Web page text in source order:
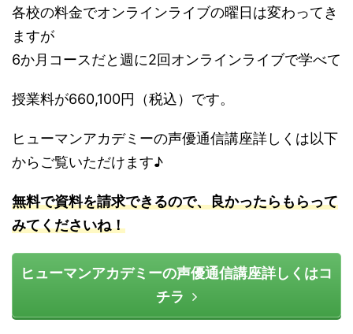
各校の料金でオンラインライブの曜日は変わってき
ますが
6か月コースだと週に2回オンラインライブで学べて
授業料が660,100円（税込）です。
ヒューマンアカデミーの声優通信講座詳しくは以下
からご覧いただけます♪
無料で資料を請求できるので、良かったらもらって
みてくださいね！
ヒューマンアカデミーの声優通信講座詳しくはコ
チラ